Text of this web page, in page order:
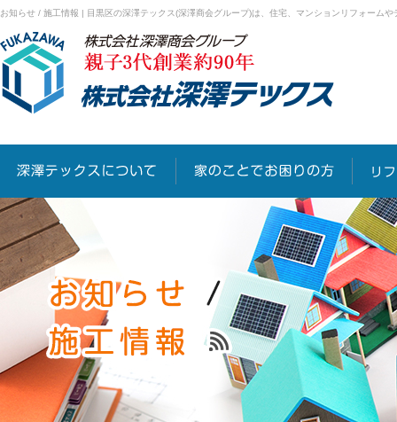
お知らせ / 施工情報 | 目黒区の深澤テックス(深澤商会グループ)は、住宅、マンションリフォーム